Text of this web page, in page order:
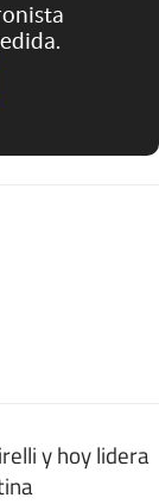
y hoy lidera